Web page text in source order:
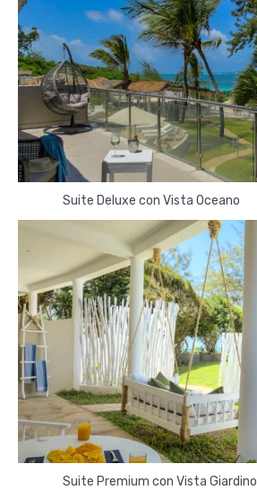
Suite Deluxe con Vista Oceano
Suite Premium con Vista Giardino